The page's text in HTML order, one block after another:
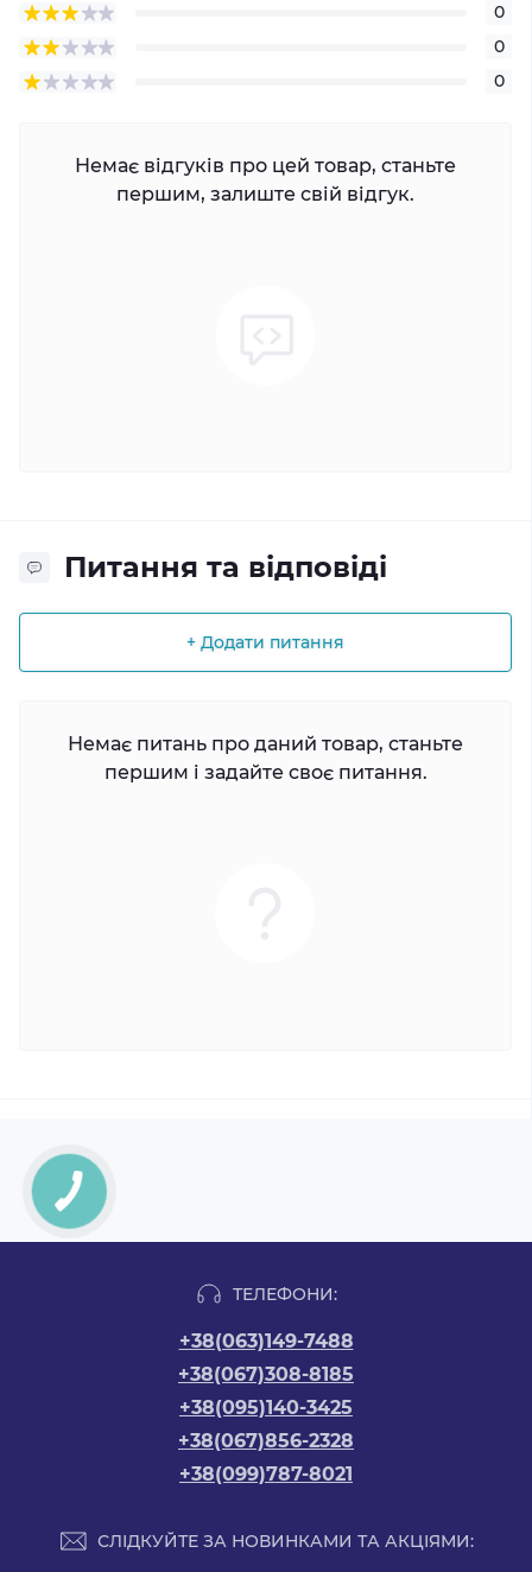
0
0
0
Немає відгуків про цей товар, станьте
першим, залиште свій відгук.
Питання та відповіді
+ Додати питання
Немає питань про даний товар, станьте
першим і задайте своє питання.
ТЕЛЕФОНИ:
+38(063)149-7488
+38(067)308-8185
+38(095)140-3425
+38(067)856-2328
+38(099)787-8021
СЛІДКУЙТЕ ЗА НОВИНКАМИ ТА АКЦІЯМИ: